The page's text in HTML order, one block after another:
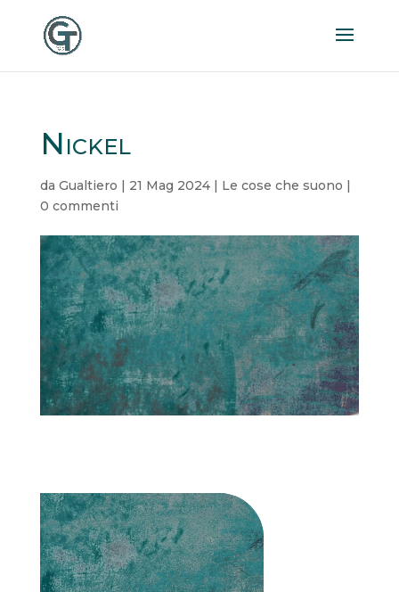
Nickel
da Gualtiero | 21 Mag 2024| Le cose che suono |
0 commenti